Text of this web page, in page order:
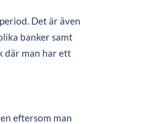
Det är även
banker samt
där man har ett
eftersom man